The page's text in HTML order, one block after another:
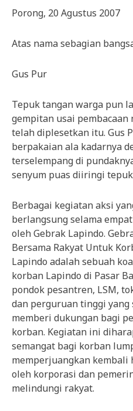
Porong, 20 Agustus 2007
Atas nama sebagian
Gus Pur
Tepuk tangan warga pun
gempitan usai
telah diplesetkan itu. Gus
berpakaian ala kadarnya
terselempang di
senyum puas diiringi
Berbagai kegiatan aksi
berlangsung selama
oleh Gebrak Lapindo.
Bersama Rakyat Untuk
Lapindo adalah sebuah
korban Lapindo di Pasar
pondok pesantren, LSM,
dan perguruan tinggi yang
memberi dukungan bagi
korban. Kegiatan ini
semangat bagi korban
memperjuangkan kembali
oleh korporasi dan
melindungi rakyat.